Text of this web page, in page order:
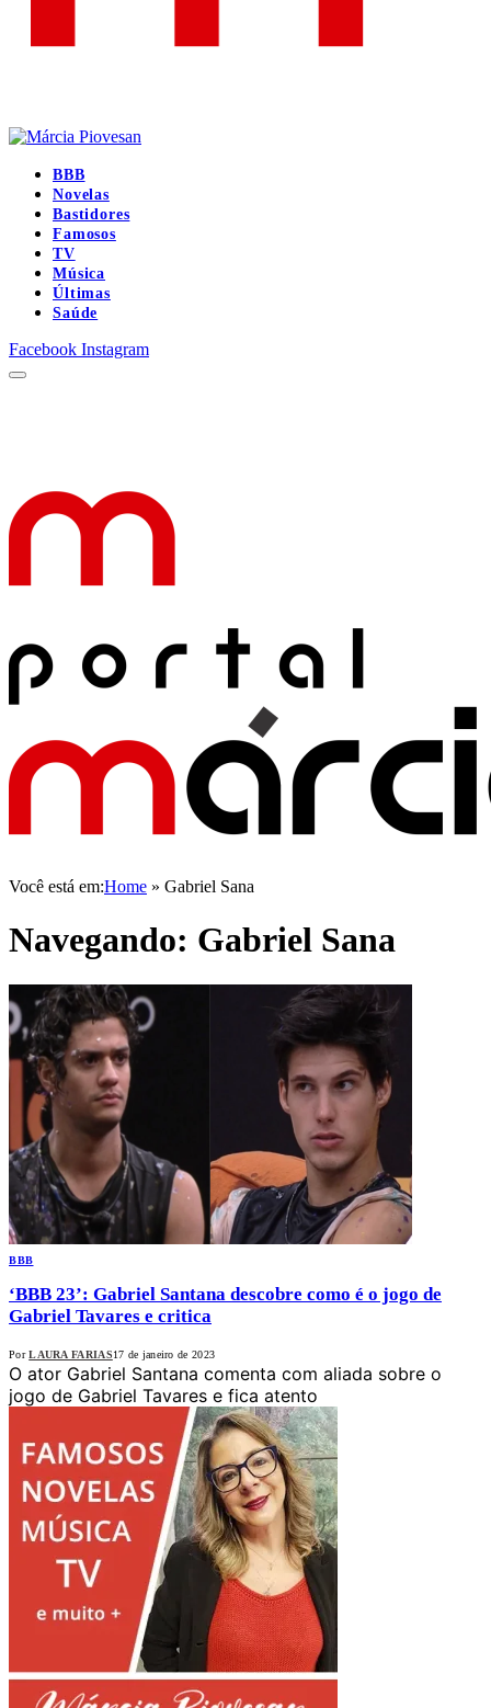
BBB
Novelas
Bastidores
Famosos
TV
Música
Últimas
Saúde
Facebook Instagram
Você está em:Home » Gabriel Sana
Navegando: Gabriel Sana
BBB
‘BBB 23’: Gabriel Santana descobre como é o jogo de
Gabriel Tavares e critica
Por LAURA FARIAS17 de janeiro de 2023
O ator Gabriel Santana comenta com aliada sobre o
jogo de Gabriel Tavares e fica atento